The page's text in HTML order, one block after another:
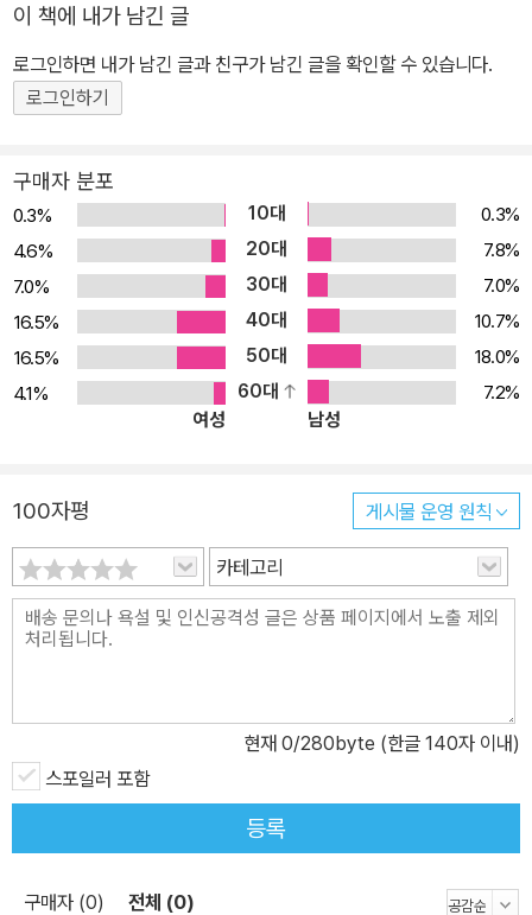
당대 유럽과 러시아는 근대과학과 인간 이성에 기반한 개혁의 바람이
불던 시기였다. 그 가운데서 해체되고 파편화되는 인류공동체를 어떻
게 결속시킬 것인가, 인간 본성에 내재하는 죄와 악을 어떻게 극복할
뜨리, 이반, 알렉세이가 각기 인간 본성의 세가지 측면을 구현한 인물
들인 동시에 세가지 세계관을 상징하는 것은 이런 문제의식에서 비롯
한다. 가장 세속적인 존재 드미뜨리는 본능적 충동을 좇아 술과 노래,
여자로 이루어진 세상을 산다. 폭력성과 고결함, 죄의식과 정직성을
동시에 지니고 선과 악 사이에서 몸부림치는 가장 인간적 면모를 지
닌 존재이기도 하다. 이성과 논리를 좇아 신이 만든 세계를 부정하며
인간의 모든 죄와 고통의 책임을 신에게 돌리는 이반은 근대적 합리
주의를 상징한다. 인간의 영성과 신을 긍정하여 수도사의 삶을 사는
길을 발견하려 한다. 이들 셋의 아버지 표도르 빠블로비치는 천하에
둘도 없는 호색한에 패륜아, 냉소적 무신론자로, 인간 세상의 근원적
죄를 짊어진 인물이다. 소설 속에서 이 세가지 세계관은 한치도 물러
서지 않는 격전을 벌이며, 돈과 애욕을 놓고 맞서 싸우는 이들에게 ‘부
친 살해’ 사건은 근원적 비극을 궁극적으로 표현한 모티프다. 이들이
장’이며, 등장인물들은 우리의 단면을 극대화한 존재들이다. “모든 이
가 모든 이 앞에서 모든 것에 대해 죄인이다” 추악한 현실에서 구원의
가능성까지 이들 세 형제가 특정 세계관을 대변하면서도 생생한 입체
성을 얻는 것은 이들이 개념의 화신이 아니라 고뇌하는 존재들이기
오심을 받아들이는 것, 개심하여 용서를 구하는 것은 인간의 복잡성
이 책에 내가 남긴 글
로그인하면 내가 남긴 글과 친구가 남긴 글을 확인할 수 있습니다.
로그인하기
구매자 분포
0.3% 10대
0.3%
4.6%
20대
7.8%
7.0%
30대
7.0%
16.5%
40대
10.7%
16.5%
50대
18.0%
4.1%
60대
7.2%
여성
남성
100자평 게시물 운영 원칙
카테고리
현재 0/280byte (한글 140자 이내)
스포일러 포함
등록
구매자 (0) 전체 (0)